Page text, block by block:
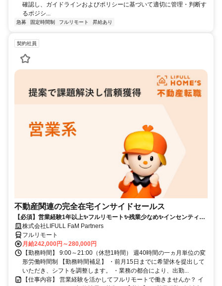
確認し、ガイドラインおよびポリシーに基づいて適切に管理・判断す
るポジシ...
急募 固定時間制 フルリモート 昇給あり
契約社員
不動産関連の完全在宅インサイドセールス
【必須】営業経験1年以上✨フルリモート✨残業少なめ✨インセンティブ
有 株式会社LIFULL FaM Partners
フルリモート
月給242,000円～280,000円
【勤務時間】 9:00～21:00（休憩1時間） 週40時間の一ヵ月単位の変
形労働時間制 【勤務時間補足】 ・前月15日までに希望休を提出して
いただき、シフトを調整します。 ・業務の都合により、出勤...
【仕事内容】 営業経験を活かしてフルリモートで働きませんか？ イ